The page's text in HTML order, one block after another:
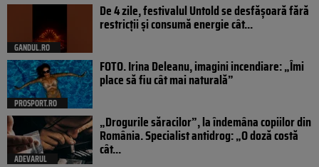
GANDUL.RO
De 4 zile, festivalul Untold se desfășoară fără
restricții și consumă energie cât...
PROSPORT.RO
FOTO. Irina Deleanu, imagini incendiare: „Îmi
place să fiu cât mai naturală”
ADEVARUL
„Drogurile săracilor”, la îndemâna copiilor din
România. Specialist antidrog: „O doză costă
cât...